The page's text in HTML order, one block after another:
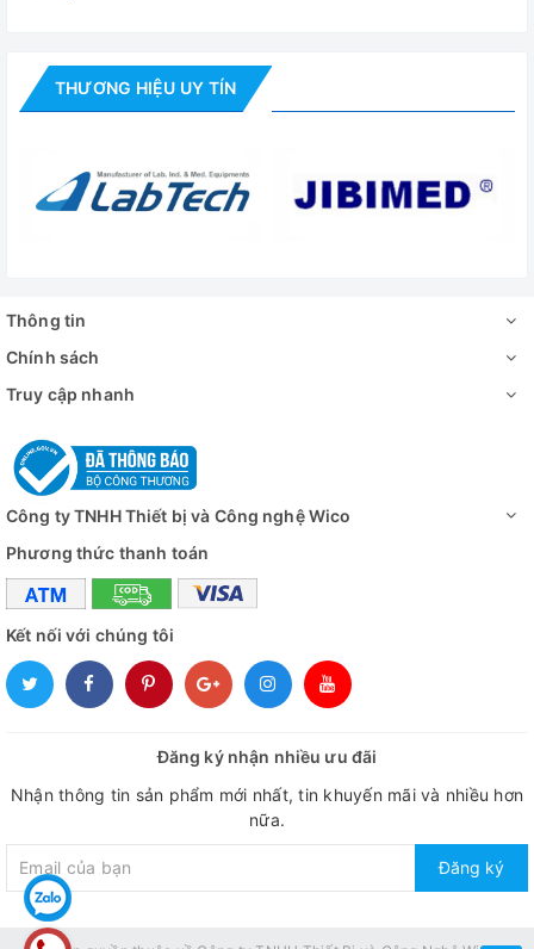
Khối lượng (GW)
Công suất
THƯƠNG HIỆU UY TÍN
Thông tin
Chính sách
Truy cập nhanh
Công ty TNHH Thiết bị và Công nghệ Wico
Phương thức thanh toán
Kết nối với chúng tôi
Đăng ký nhận nhiều ưu đãi
Nhận thông tin sản phẩm mới nhất, tin khuyến mãi và nhiều hơn
nữa.
Đăng ký